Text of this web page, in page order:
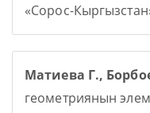
«Сорос-
Матиева Г.,
геометриянын